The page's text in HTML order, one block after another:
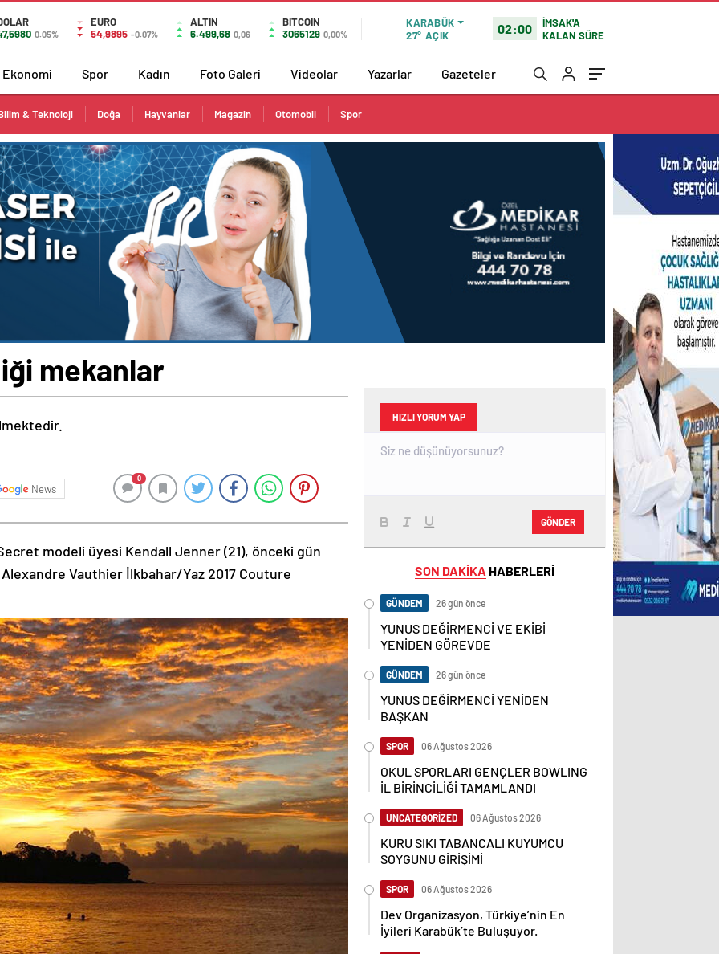
0.05%
EURO
54,9895 -0.07%
ALTIN
6.499,68 0,06
BITCOIN
3065129 0,00%
KARABÜK
27° AÇIK 02:00
İMSAK'A
KALAN SÜRE
Ekonomi Spor Kadın Foto Galeri Videolar Yazarlar Gazeteler
& Teknoloji Doğa Hayvanlar Magazin Otomobil Spor
mekanlar
News
0
modeli üyesi Kendall Jenner (21), önceki gün
Alexandre Vauthier İlkbahar/Yaz 2017 Couture
HIZLI YORUM YAP
GÖNDER
SON DAKİKA HABERLERİ
GÜNDEM 26 gün önce
YUNUS DEĞİRMENCİ VE EKİBİ
YENİDEN GÖREVDE
GÜNDEM 26 gün önce
YUNUS DEĞİRMENCİ YENİDEN
BAŞKAN
SPOR 06 Ağustos 2026
OKUL SPORLARI GENÇLER BOWLING
İL BİRİNCİLİĞİ TAMAMLANDI
UNCATEGORİZED 06 Ağustos 2026
KURU SIKI TABANCALI KUYUMCU
SOYGUNU GİRİŞİMİ
SPOR 06 Ağustos 2026
Dev Organizasyon, Türkiye’nin En
İyileri Karabük’te Buluşuyor.